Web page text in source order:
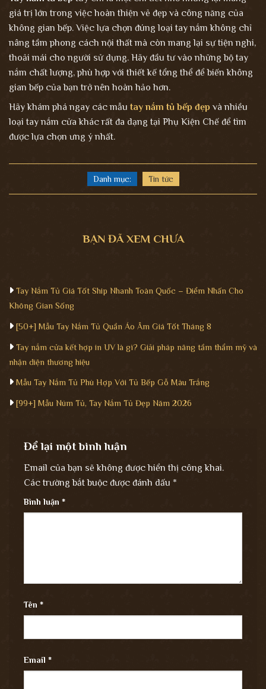
giá trị lớn trong việc hoàn thiện vẻ đẹp và công năng của
không gian bếp. Việc lựa chọn đúng loại tay nắm không chỉ
nâng tầm phong cách nội thất mà còn mang lại sự tiện nghi,
thoải mái cho người sử dụng. Hãy đầu tư vào những bộ tay
nắm chất lượng, phù hợp với thiết kế tổng thể để biến không
gian bếp của bạn trở nên hoàn hảo hơn.
Hãy khám phá ngay các mẫu tay nắm tủ bếp đẹp và nhiều
loại tay nắm cửa khác rất đa dạng tại Phụ Kiện Chế để tìm
được lựa chọn ưng ý nhất.
Danh mục: Tin tức
BẠN ĐÃ XEM CHƯA
Tay Nắm Tủ Giá Tốt Ship Nhanh Toàn Quốc – Điểm Nhấn Cho
Không Gian Sống
[50+] Mẫu Tay Nắm Tủ Quần Áo Âm Giá Tốt Tháng 8
Tay nắm cửa kết hợp in UV là gì? Giải pháp nâng tầm thẩm mỹ và
nhận diện thương hiệu
Mẫu Tay Nắm Tủ Phù Hợp Với Tủ Bếp Gỗ Màu Trắng
[99+] Mẫu Núm Tủ, Tay Nắm Tủ Đẹp Năm 2026
Để lại một bình luận
Email của bạn sẽ không được hiển thị công khai.
Các trường bắt buộc được đánh dấu *
Bình luận *
Tên *
Email *